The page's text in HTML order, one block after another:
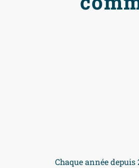
Chaque année depuis